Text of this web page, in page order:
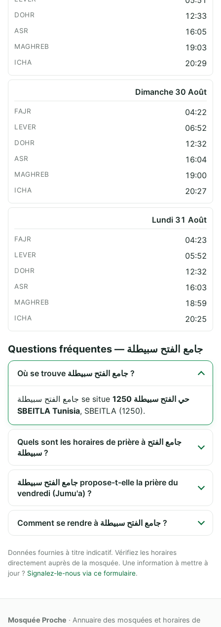
12:33
16:05
19:03
20:29
Dimanche 30 Août
04:22
06:52
12:32
16:04
19:00
20:27
Lundi 31 Août
04:23
05:52
12:32
16:03
18:59
20:25
Questions fréquentes — جامع الفتح سبيطلة
Où se trouve جامع الفتح سبيطلة ?
جامع الفتح سبيطلة se situe حي الفتح سبيطلة 1250
SBEITLA Tunisia, SBEITLA (1250).
Quels sont les horaires de prière à جامع الفتح
سبيطلة ?
جامع الفتح سبيطلة propose-t-elle la prière du
vendredi (Jumu'a) ?
Comment se rendre à جامع الفتح سبيطلة ?
Données fournies à titre indicatif. Vérifiez les horaires
directement auprès de la mosquée. Une information à mettre à
jour ? Signalez-le-nous via ce formulaire.
Mosquée Proche · Annuaire des mosquées et horaires de